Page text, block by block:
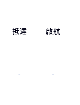
抵達 啟航
- -